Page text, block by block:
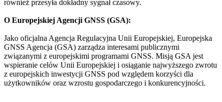
również przesyła dokładny sygnał czasowy.
O Europejskiej Agencji GNSS (GSA):
Jako oficjalna Agencja Regulacyjna Unii Europejskiej, Europejska
GNSS Agencja (GSA) zarządza interesami publicznymi
związanymi z europejskimi programami GNSS. Misją GSA jest
wspieranie celów Unii Europejskiej i osiąganie najwyższego zwrotu
z europejskich inwestycji GNSS pod względem korzyści dla
użytkowników oraz wzrostu gospodarczego i konkurencyjności.